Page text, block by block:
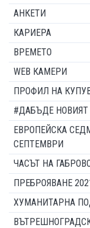
АНКЕТИ
КАРИЕРА
ВРЕМЕТО
WEB КАМЕРИ
ПРОФИЛ НА
#ДАБЪДЕ
ЕВРОПЕЙСКА
СЕПТЕМВРИ
ЧАСЪТ НА
ПРЕБРОЯВАНЕ
ХУМАНИТАРНА